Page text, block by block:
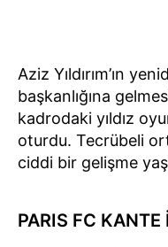
Aziz Yıldırım’ın
başkanlığına
kadrodaki yıldız
oturdu. Tecrübeli
ciddi bir gelişme
PARIS FC KANTE